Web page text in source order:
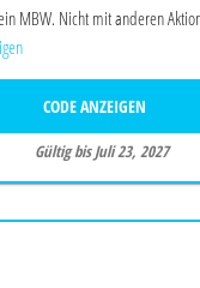
MBW. Nicht mit anderen
CODE ANZEIGEN
Gültig bis Juli 23, 2027